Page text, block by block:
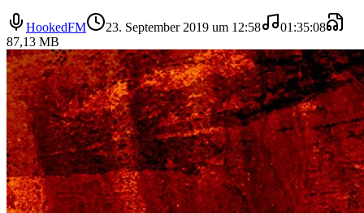
HookedFM 23. September 2019 um 12:58
01:35:08
87,13 MB